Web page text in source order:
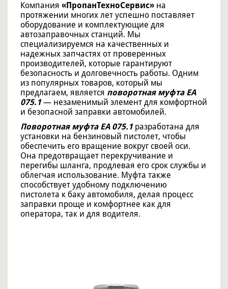
Компания «ПропанТехноСервис» на
протяжении многих лет успешно поставляет
оборудование и комплектующие для
автозаправочных станций. Мы
специализируемся на качественных и
надежных запчастях от проверенных
производителей, которые гарантируют
безопасность и долговечность работы. Одним
из популярных товаров, который мы
предлагаем, является поворотная муфта EA
075.1 — незаменимый элемент для комфортной
и безопасной заправки автомобилей.
Поворотная муфта EA 075.1 разработана для
установки на бензиновый пистолет, чтобы
обеспечить его вращение вокруг своей оси.
Она предотвращает перекручивание и
перегибы шланга, продлевая его срок службы и
облегчая использование. Муфта также
способствует удобному подключению
пистолета к баку автомобиля, делая процесс
заправки проще и комфортнее как для
оператора, так и для водителя.